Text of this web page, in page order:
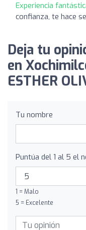
Experiencia
confianza, te hace
Deja tu
en
ESTHER
Tu nombre
Puntúa del 1 al 5 el
1 = Malo
5 = Excelente